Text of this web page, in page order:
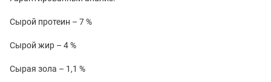
Сырой протеин – 7 %
Сырой жир – 4 %
Сырая зола – 1,1 %